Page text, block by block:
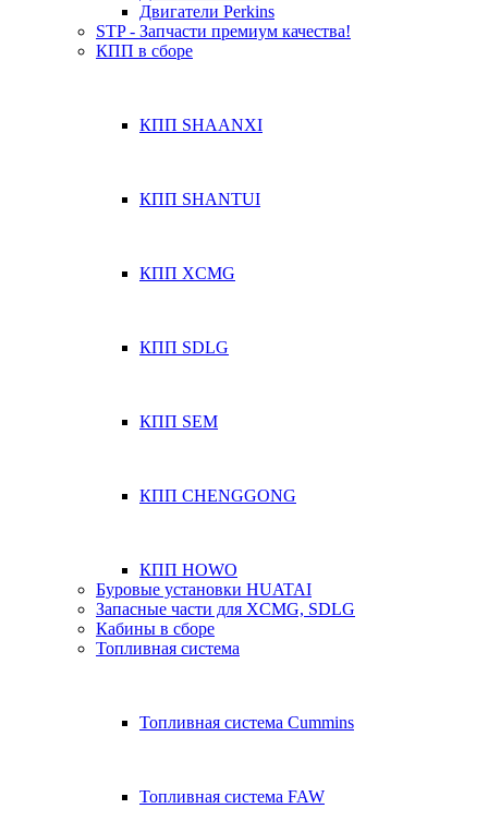
Двигатели Perkins
STP - Запчасти премиум качества!
КПП в сборе
КПП SHAANXI
КПП SHANTUI
КПП XCMG
КПП SDLG
КПП SEM
КПП CHENGGONG
КПП HOWO
Буровые установки HUATAI
Запасные части для XCMG, SDLG
Кабины в сборе
Топливная система
Топливная система Cummins
Топливная система FAW